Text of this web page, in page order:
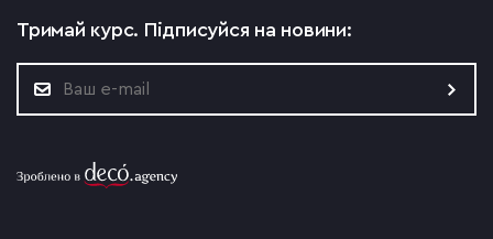
Тримай курс. Підписуйся на новини: